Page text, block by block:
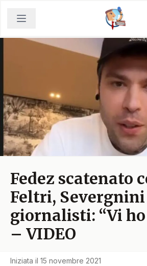
Fedez scatenato
Feltri, Severgnini
giornalisti: “Vi
– VIDEO
Iniziata il 15 novembre 2021